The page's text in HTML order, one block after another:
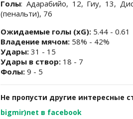
Голы: Адарабийо, 12, Гиу, 13,
(пенальти), 76
Ожидаемые голы (xG): 5.44 - 0.61
Владение мячом: 58% - 42%
Удары: 31 - 15
Удары в створ: 18 - 7
Фолы: 9 - 5
Не пропусти другие интересные
bigmir)net в facebook